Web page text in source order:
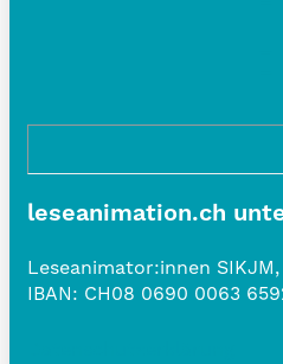
leseanimation.ch
Leseanimator:innen
IBAN: CH08 0690 0063